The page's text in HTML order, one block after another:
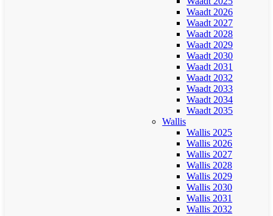
Waadt 2026
Waadt 2027
Waadt 2028
Waadt 2029
Waadt 2030
Waadt 2031
Waadt 2032
Waadt 2033
Waadt 2034
Waadt 2035
Wallis
Wallis 2025
Wallis 2026
Wallis 2027
Wallis 2028
Wallis 2029
Wallis 2030
Wallis 2031
Wallis 2032